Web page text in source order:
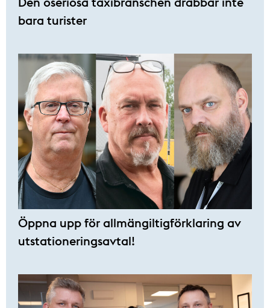
bara turister
Öppna upp för allmängiltigförklaring av
utstationeringsavtal!